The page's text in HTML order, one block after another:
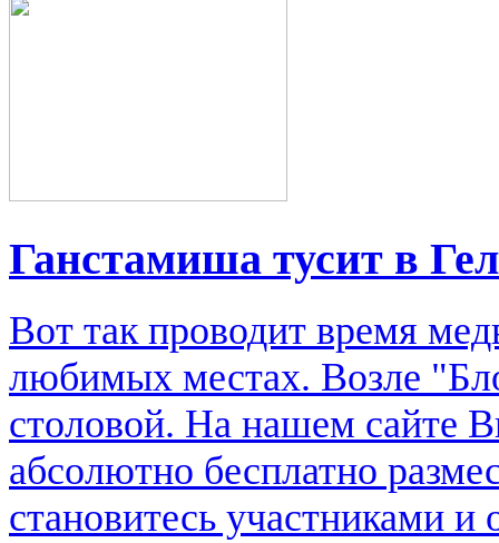
Ганстамиша тусит в
Вот так проводит время
любимых местах. Возле
столовой. На нашем сайте
абсолютно бесплатно
становитесь участниками